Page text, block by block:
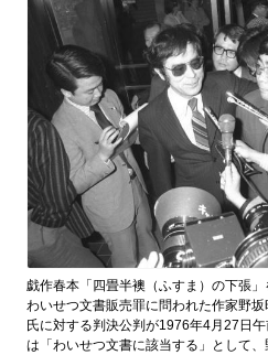
戯作春本「四畳半襖（ふすま）の下張」
わいせつ文書販売罪に問われた作家野
氏に対する判決公判が1976年4月27日
は「わいせつ文書に該当する」として